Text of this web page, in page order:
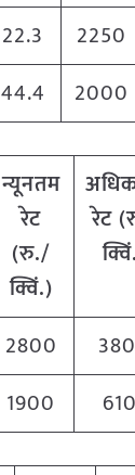
22.3 2250
44.4 2000
न्यूनतम
रेट
(रु./
क्विं.)
रेट
2800
1900